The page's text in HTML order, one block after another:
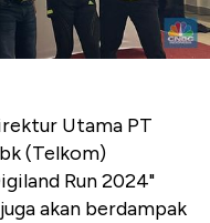
Utama PT
(Telkom)
Run 2024"
akan berdampak